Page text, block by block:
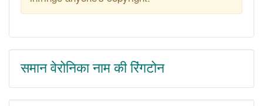
समान वेरोनिका नाम की रिंगटोन